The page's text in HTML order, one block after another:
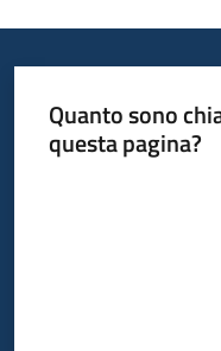
Quanto sono
questa pagina?